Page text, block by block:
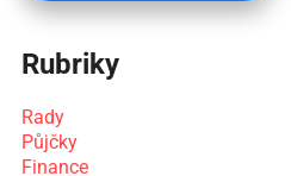
Rubriky
Rady
Půjčky
Finance